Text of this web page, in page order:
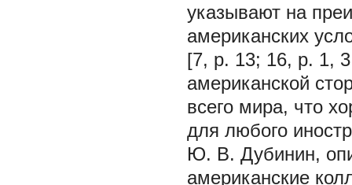
указывают на
американских
[7, p. 13; 16, p. 1,
американской
всего мира, что
для любого
Ю. В. Дубинин,
американские